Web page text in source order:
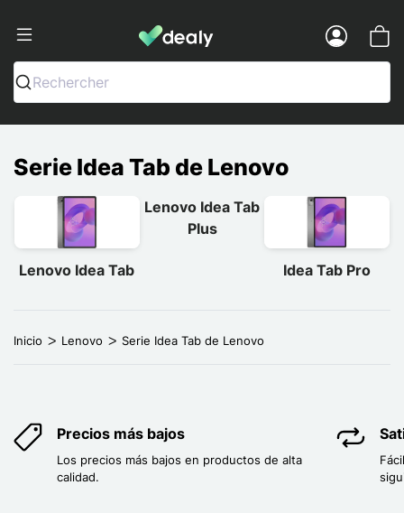
Dealy - Fundas y accesorios para
Rechercher
Serie Idea Tab de Lenovo
Lenovo Idea Tab
Lenovo Idea Tab
Plus
Idea Tab Pro
Inicio Lenovo Serie Idea Tab de Lenovo
Precios más bajos
Los precios más bajos en productos de alta
calidad.